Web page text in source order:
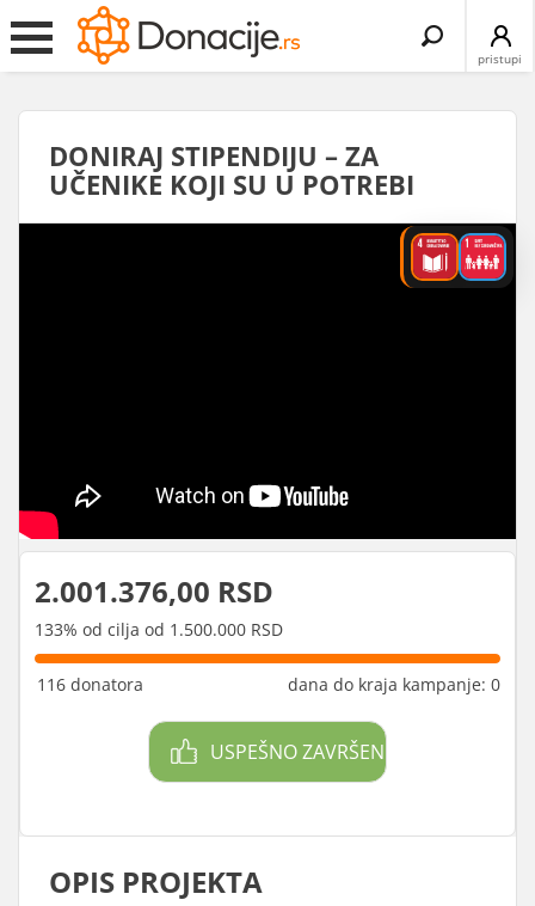
pristupi
Search
DONIRAJ STIPENDIJU – ZA
UČENIKE KOJI SU U POTREBI
2.001.376,00 RSD
133% od cilja od 1.500.000 RSD
116 donatora dana do kraja kampanje: 0
USPEŠNO ZAVRŠEN
OPIS PROJEKTA